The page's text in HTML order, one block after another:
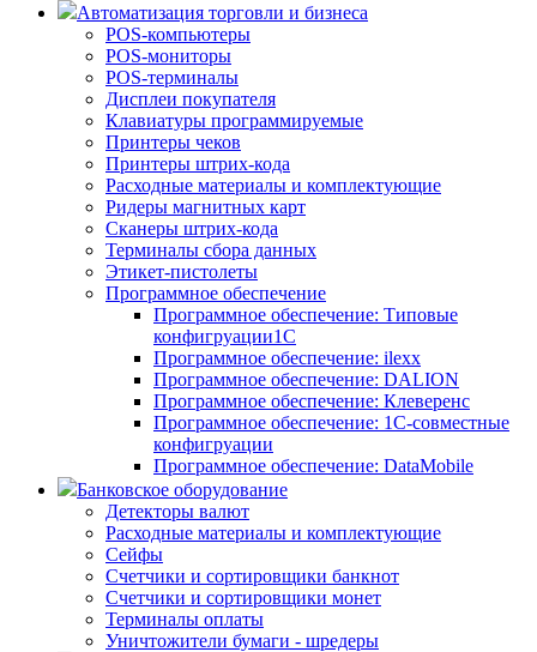
Автоматизация торговли и бизнеса
POS-компьютеры
POS-мониторы
POS-терминалы
Дисплеи покупателя
Клавиатуры программируемые
Принтеры чеков
Принтеры штрих-кода
Расходные материалы и комплектующие
Ридеры магнитных карт
Сканеры штрих-кода
Терминалы сбора данных
Этикет-пистолеты
Программное обеспечение
Программное обеспечение: Типовые
конфигруации1С
Программное обеспечение: ilexx
Программное обеспечение: DALION
Программное обеспечение: Клеверенс
Программное обеспечение: 1С-совместные
конфигруации
Программное обеспечение: DataMobile
Банковское оборудование
Детекторы валют
Расходные материалы и комплектующие
Сейфы
Счетчики и сортировщики банкнот
Счетчики и сортировщики монет
Терминалы оплаты
Уничтожители бумаги - шредеры